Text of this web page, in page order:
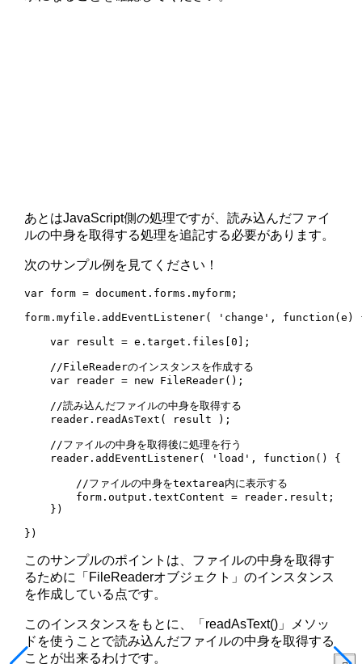
あとはJavaScript側の処理ですが、読み込んだファイ
ルの中身を取得する処理を追記する必要があります。
次のサンプル例を見てください！
var form = document.forms.myform;
form.myfile.addEventListener( 'change', function(e)
    var result = e.target.files[0];
    //FileReaderのインスタンスを作成する
    var reader = new FileReader();
    //読み込んだファイルの中身を取得する
    reader.readAsText( result );
    //ファイルの中身を取得後に処理を行う
    reader.addEventListener( 'load', function() {
        //ファイルの中身をtextarea内に表示する
        form.output.textContent = reader.result;
    })
})
このサンプルのポイントは、ファイルの中身を取得す
るために「FileReaderオブジェクト」のインスタンス
を作成している点です。
このインスタンスをもとに、「readAsText()」メソッ
ドを使うことで読み込んだファイルの中身を取得する
ことが出来るわけです。